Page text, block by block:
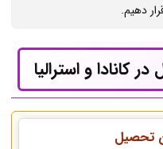
دهیم.
کانادا و استرالیا
تحصیل